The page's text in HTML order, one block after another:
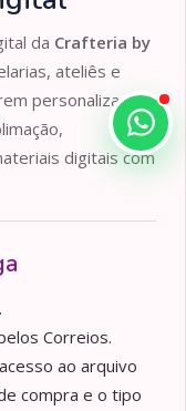
da Crafteria by
ateliês e
personalizados,
digitais com
.
Correios.
ao arquivo
compra e o tipo